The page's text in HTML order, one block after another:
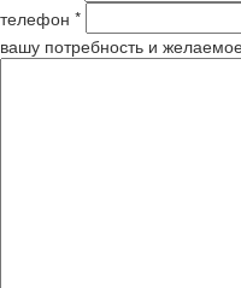
телефон *
вашу потребность и